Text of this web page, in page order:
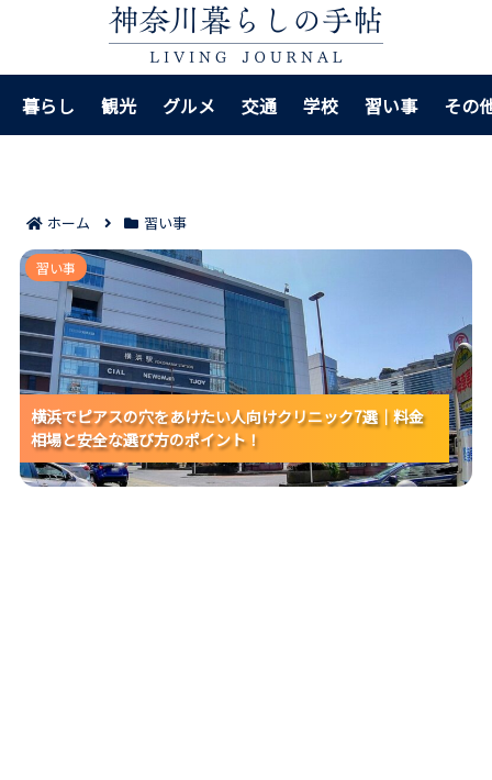
暮らし 観光 グルメ 交通 学校 習い事 その
ホーム 習い事
横浜でピアスの穴をあけたい人向けクリニック7選｜料
金相場と安全な選び方のポイント！
横浜でピアスの穴をあけたい人向けクリニック7選｜料金
相場と安全な選び方のポイント！
横浜でピアスの穴をあけたい人向けクリニック7選｜料金
相場と安全な選び方のポイント！
横浜でピアスの穴をあけたい人向けクリニック7選｜料金
相場と安全な選び方のポイント！
習い事